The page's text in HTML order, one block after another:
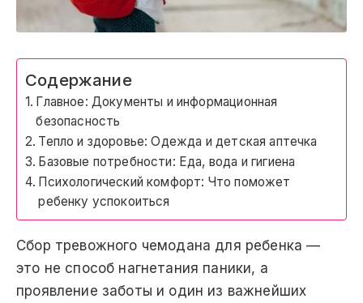
Содержание
Главное: Документы и информационная
безопасность
Тепло и здоровье: Одежда и детская аптечка
Базовые потребности: Еда, вода и гигиена
Психологический комфорт: Что поможет
ребенку успокоиться
Сбор тревожного чемодана для ребенка —
это не способ нагнетания паники, а
проявление заботы и один из важнейших